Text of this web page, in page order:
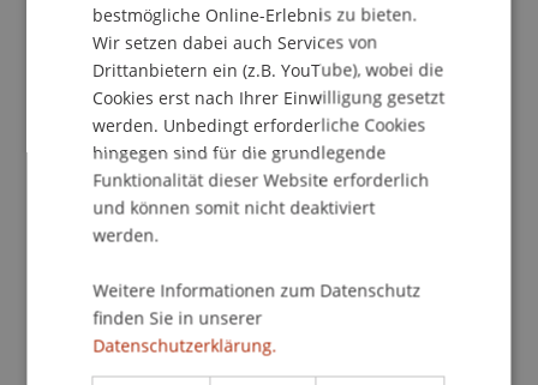
Das Programm beginnt mit Beiträgen zur
aktuellen Rechtsprechung des liechtensteinischen
Stiftungsrechts und zur Praxis der
Stiftungsaufsichtsbehörde (STIFA).
Der zweite Teil des Vormittagsprogramms legt
den Schwerpunkt auf erbrechtliche
Fragestellungen und ermöglicht eine
umliegenden Nachbarrechtsordnungen sowie zu
den neuen Stiftungsgesetzen von Dubai, Abu
Dhabi und New Hampshire. Nach dem Buffet- und
bestmögliche Online-Erlebnis zu bieten.
Wir setzen dabei auch Services von
Drittanbietern ein (z.B. YouTube), wobei die
Cookies erst nach Ihrer Einwilligung gesetzt
werden. Unbedingt erforderliche Cookies
hingegen sind für die grundlegende
Funktionalität dieser Website erforderlich
und können somit nicht deaktiviert
werden.
Weitere Informationen zum Datenschutz
finden Sie in unserer
Datenschutzerklärung.